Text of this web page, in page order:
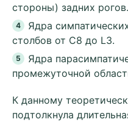
стороны) задних рогов.
Ядра
столбов от С8 до LЗ.
Ядра
промежуточной
К данному
подтолкнула